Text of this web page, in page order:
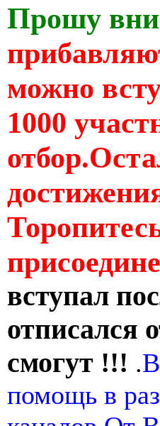
Прошу
можно
1000
вступал
отписался
смогут !!! .
помощь в